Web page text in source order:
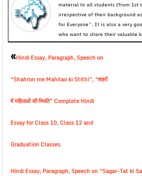
material to all students (from 1st
irrespective of their background
for Everyone”. It is also a very
who want to share their valuable
«Hindi Essay, Paragraph, Speech on
“Shahron me Mahilao ki Stithi”, “शहरों
में महिलाओं की स्थिति” Complete Hindi
Essay for Class 10, Class 12 and
Graduation Classes.
Hindi Essay, Paragraph, Speech on “Sagar-Tat ki